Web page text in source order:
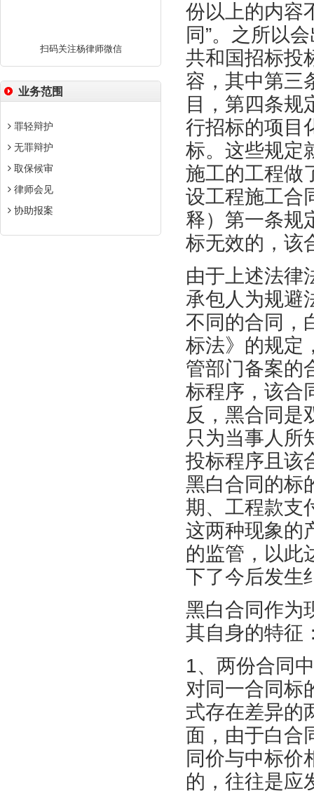
扫码关注杨律师微信
业务范围
罪轻辩护
无罪辩护
取保候审
律师会见
协助报案
份以上的内容
同”。之所以
共和国招标投
容，其中第三
目，第四条规
行招标的项目
标。这些规定
施工的工程做
设工程施工合
释）第一条规
标无效的，该
由于上述法律
承包人为规避
不同的合同，
标法》的规定
管部门备案的
标程序，该合
反，黑合同是
只为当事人所
投标程序且该
黑白合同的标
期、工程款支
这两种现象的
的监管，以此
下了今后发生
黑白合同作为
其自身的特征
1、两份合同
对同一合同标
式存在差异的
面，由于白合
同价与中标价
的，往往是应